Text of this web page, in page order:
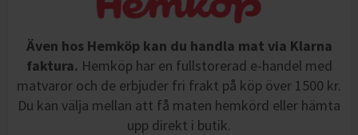
Även hos Hemköp kan du handla mat via Klarna
faktura. Hemköp har en fullstorerad e-handel med
matvaror och de erbjuder fri frakt på köp över 1500 kr.
Du kan välja mellan att få maten hemkörd eller hämta
upp direkt i butik.